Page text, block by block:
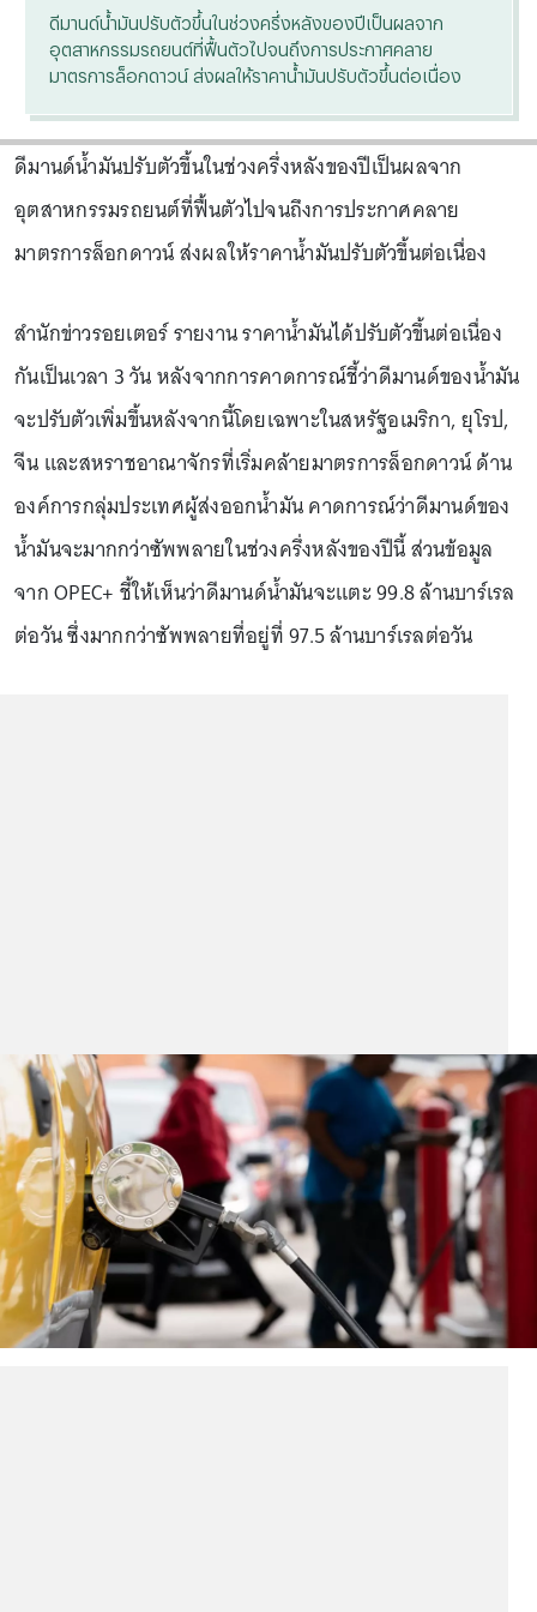
ดีมานด์น้ำมันปรับตัวขึ้นในช่วงครึ่งหลังของปีเป็นผลจาก
อุตสาหกรรมรถยนต์ที่ฟื้นตัวไปจนถึงการประกาศคลาย
มาตรการล็อกดาวน์ ส่งผลให้ราคาน้ำมันปรับตัวขึ้นต่อเนื่อง
ดีมานด์น้ำมันปรับตัวขึ้นในช่วงครึ่งหลังของปีเป็นผลจาก
อุตสาหกรรมรถยนต์ที่ฟื้นตัวไปจนถึงการประกาศคลาย
มาตรการล็อกดาวน์ ส่งผลให้ราคาน้ำมันปรับตัวขึ้นต่อเนื่อง
สำนักข่าวรอยเตอร์ รายงาน ราคาน้ำมันได้ปรับตัวขึ้นต่อเนื่อง
กันเป็นเวลา 3 วัน หลังจากการคาดการณ์ชี้ว่าดีมานด์ของน้ำมัน
จะปรับตัวเพิ่มขึ้นหลังจากนี้โดยเฉพาะในสหรัฐอเมริกา, ยุโรป,
จีน และสหราชอาณาจักรที่เริ่มคล้ายมาตรการล็อกดาวน์ ด้าน
องค์การกลุ่มประเทศผู้ส่งออกน้ำมัน คาดการณ์ว่าดีมานด์ของ
น้ำมันจะมากกว่าซัพพลายในช่วงครึ่งหลังของปีนี้ ส่วนข้อมูล
จาก OPEC+ ชี้ให้เห็นว่าดีมานด์น้ำมันจะแตะ 99.8 ล้านบาร์เรล
ต่อวัน ซึ่งมากกว่าซัพพลายที่อยู่ที่ 97.5 ล้านบาร์เรลต่อวัน